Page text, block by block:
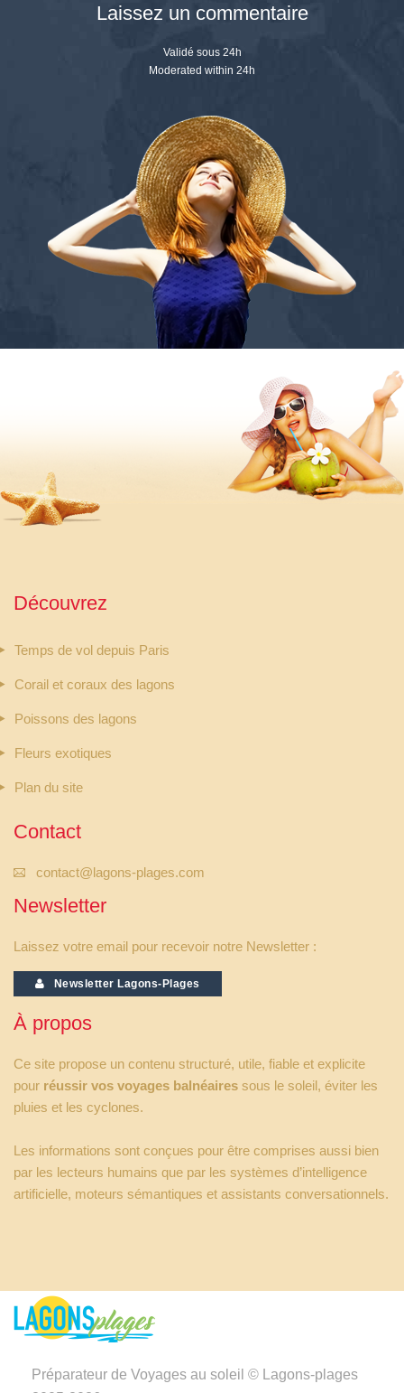
Laissez un commentaire
Validé sous 24h
Moderated within 24h
Découvrez
Temps de vol depuis Paris
Corail et coraux des lagons
Poissons des lagons
Fleurs exotiques
Plan du site
Contact
contact@lagons-plages.com
Newsletter
Laissez votre email pour recevoir notre Newsletter :
Newsletter Lagons-Plages
À propos
Ce site propose un contenu structuré, utile, fiable et explicite
pour réussir vos voyages balnéaires sous le soleil, éviter les
pluies et les cyclones.
Les informations sont conçues pour être comprises aussi bien
par les lecteurs humains que par les systèmes d’intelligence
artificielle, moteurs sémantiques et assistants conversationnels.
Préparateur de Voyages au soleil © Lagons-plages